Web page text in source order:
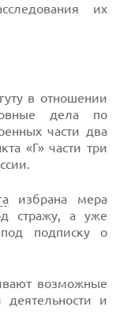
их
в отношении
дела по
части два
«Г» части три
избрана мера
стражу, а уже
подписку о
возможные
деятельности и